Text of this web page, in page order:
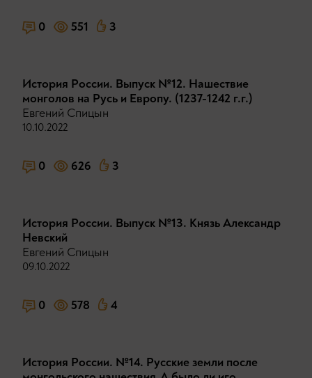
0 551 3
История России. Выпуск №12. Нашествие
монголов на Русь и Европу. (1237-1242 г.г.)
Евгений Спицын
10.10.2022
0 626 3
История России. Выпуск №13. Князь Александр
Невский
Евгений Спицын
09.10.2022
0 578 4
История России. №14. Русские земли после